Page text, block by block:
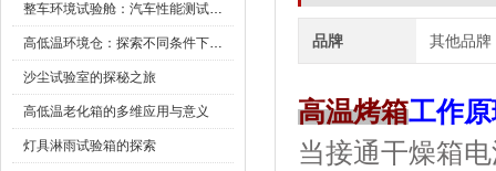
整车环境试验舱：汽车性能测试的设备
高低温环境仓：探索不同条件下的科学奥秘
沙尘试验室的探秘之旅
高低温老化箱的多维应用与意义
灯具淋雨试验箱的探索
品牌 其他品牌
高温烤箱工作
当接通干燥箱电